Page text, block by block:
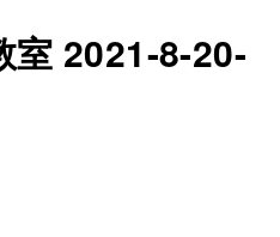
室 2021-8-20-